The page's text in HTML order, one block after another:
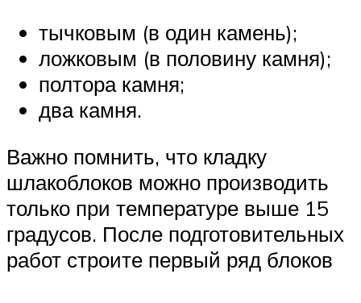
тычковым (в один камень);
ложковым (в половину камня);
полтора камня;
два камня.
Важно помнить, что кладку
шлакоблоков можно производить
только при температуре выше 15
градусов. После подготовительных
работ строите первый ряд блоков